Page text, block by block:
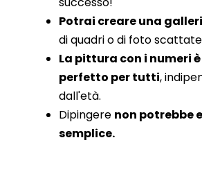
Potrai creare una
di quadri o di foto
La pittura con i numeri
perfetto per tutti,
dall'età.
Dipingere non potrebbe
semplice.